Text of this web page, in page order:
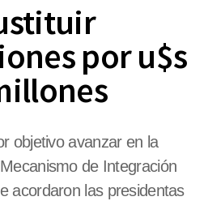
por u$s
objetivo avanzar en la
de Integración
acordaron las presidentas